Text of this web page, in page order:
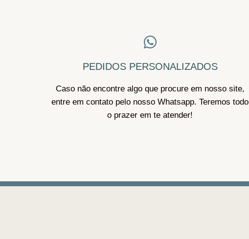
PEDIDOS PERSONALIZADOS
Caso não encontre algo que procure em nosso site,
entre em contato pelo nosso Whatsapp. Teremos todo
o prazer em te atender!